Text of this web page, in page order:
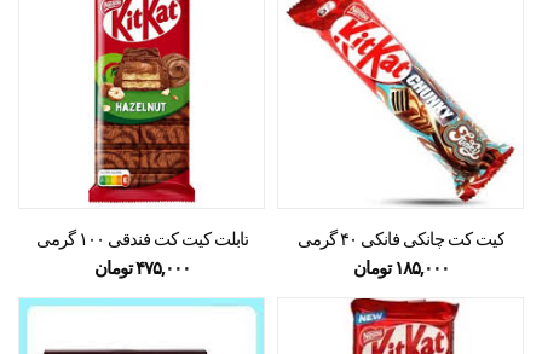
کیت کت چانکی فانکی ۴۰ گرمی
۱۸۵,۰۰۰ تومان
تابلت کیت کت فندقی ۱۰۰ گرمی
۴۷۵,۰۰۰تومان